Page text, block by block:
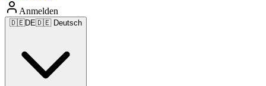
Anmelden
🇩🇪DE🇩🇪 Deutsch